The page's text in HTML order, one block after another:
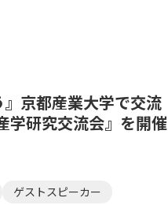
』京都産業大学で交流
学研究交流会』を開催
ゲストスピーカー